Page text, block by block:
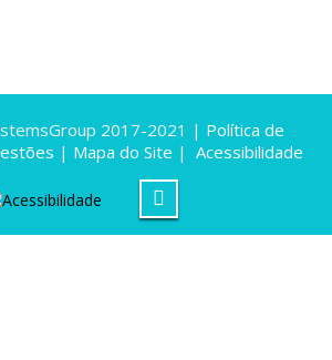
2017-2021 | Política de
| Mapa do Site | Acessibilidade